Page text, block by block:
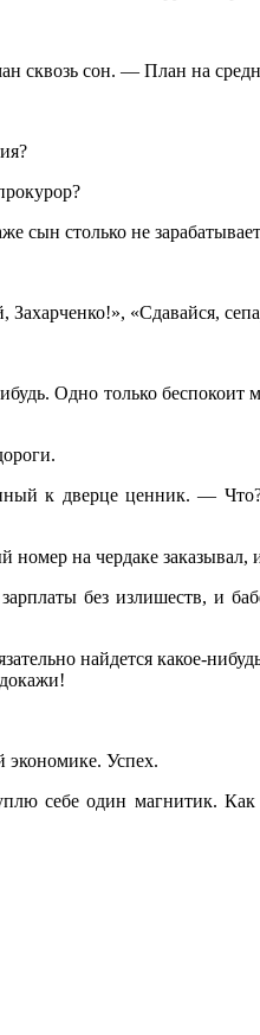
сквозь сон. — План на
столько не
«Сдавайся,
Одно только беспокоит
к дверце ценник. —
на чердаке заказывал, и
без излишеств, и
найдется какое-
Успех.
себе один магнитик. Как